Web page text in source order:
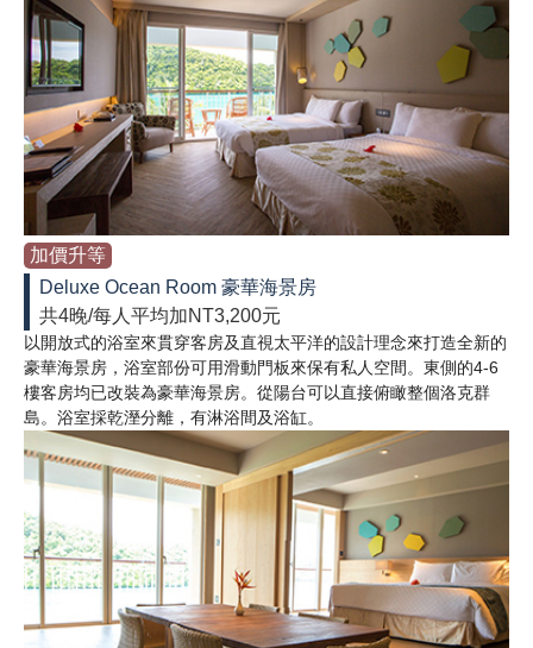
加價升等
Deluxe Ocean Room 豪華海景房
共4晚/每人平均加NT3,200元
以開放式的浴室來貫穿客房及直視太平洋的設計理念來打造全新的
豪華海景房，浴室部份可用滑動門板來保有私人空間。東側的4-6
樓客房均已改裝為豪華海景房。從陽台可以直接俯瞰整個洛克群
島。浴室採乾溼分離，有淋浴間及浴缸。